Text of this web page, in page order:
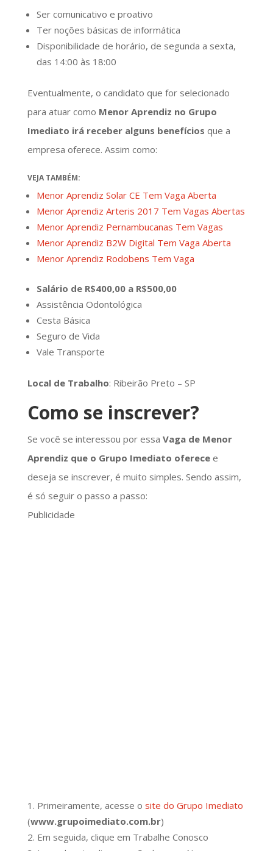
Ser comunicativo e proativo
Ter noções básicas de informática
Disponibilidade de horário, de segunda a sexta,
das 14:00 às 18:00
Eventualmente, o candidato que for selecionado
para atuar como Menor Aprendiz no Grupo
Imediato irá receber alguns benefícios que a
empresa oferece. Assim como:
VEJA TAMBÉM:
Menor Aprendiz Solar CE Tem Vaga Aberta
Menor Aprendiz Arteris 2017 Tem Vagas Abertas
Menor Aprendiz Pernambucanas Tem Vagas
Menor Aprendiz B2W Digital Tem Vaga Aberta
Menor Aprendiz Rodobens Tem Vaga
Salário de R$400,00 a R$500,00
Assistência Odontológica
Cesta Básica
Seguro de Vida
Vale Transporte
Local de Trabalho: Ribeirão Preto – SP
Como se inscrever?
Se você se interessou por essa Vaga de Menor
Aprendiz que o Grupo Imediato oferecee
deseja se inscrever, é muito simples. Sendo assim,
é só seguir o passo a passo:
Publicidade
Primeiramente, acesse o site do Grupo Imediato
(www.grupoimediato.com.br)
Em seguida, clique em Trabalhe Conosco